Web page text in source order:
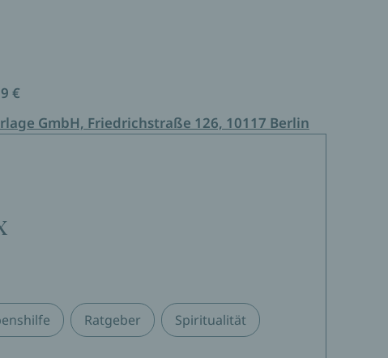
€
GmbH, Friedrichstraße 126, 10117 Berlin
Ratgeber Spiritualität